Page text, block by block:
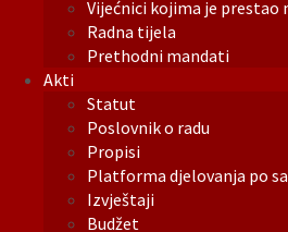
Vijećnici kojima je prestao
Radna tijela
Prethodni mandati
Akti
Statut
Poslovnik o radu
Propisi
Platforma djelovanja po
Izvještaji
Budžet